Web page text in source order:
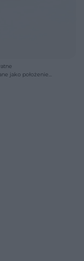
jako położenie
a bliżej wyjścia